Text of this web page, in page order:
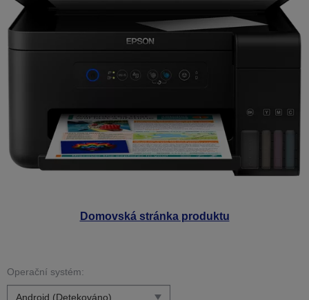
Domovská stránka produktu
Operační systém: